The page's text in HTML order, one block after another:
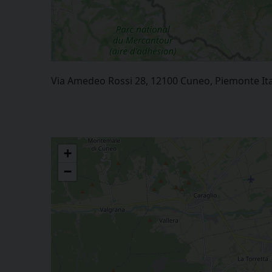
Via Amedeo Rossi 28, 12100 Cuneo, Piemonte
+
−